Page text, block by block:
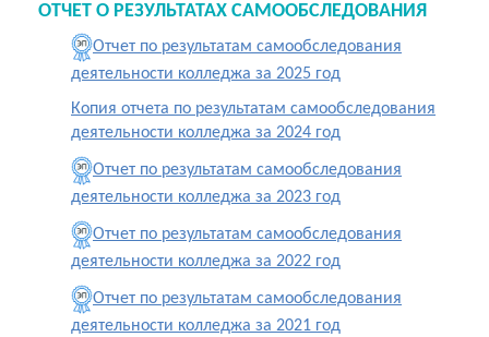
ОТЧЕТ О РЕЗУЛЬТАТАХ САМООБСЛЕДОВАНИЯ
Отчет по результатам самообследования
деятельности колледжа за 2025 год
Копия отчета по результатам самообследования
деятельности колледжа за 2024 год
Отчет по результатам самообследования
деятельности колледжа за 2023 год
Отчет по результатам самообследования
деятельности колледжа за 2022 год
Отчет по результатам самообследования
деятельности колледжа за 2021 год